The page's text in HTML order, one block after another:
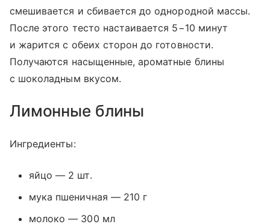
смешивается и сбивается до однородной массы.
После этого тесто настаивается 5−10 минут
и жарится с обеих сторон до готовности.
Получаются насыщенные, ароматные блины
с шоколадным вкусом.
Лимонные блины
Ингредиенты:
яйцо — 2 шт.
мука пшеничная — 210 г
молоко — 300 мл